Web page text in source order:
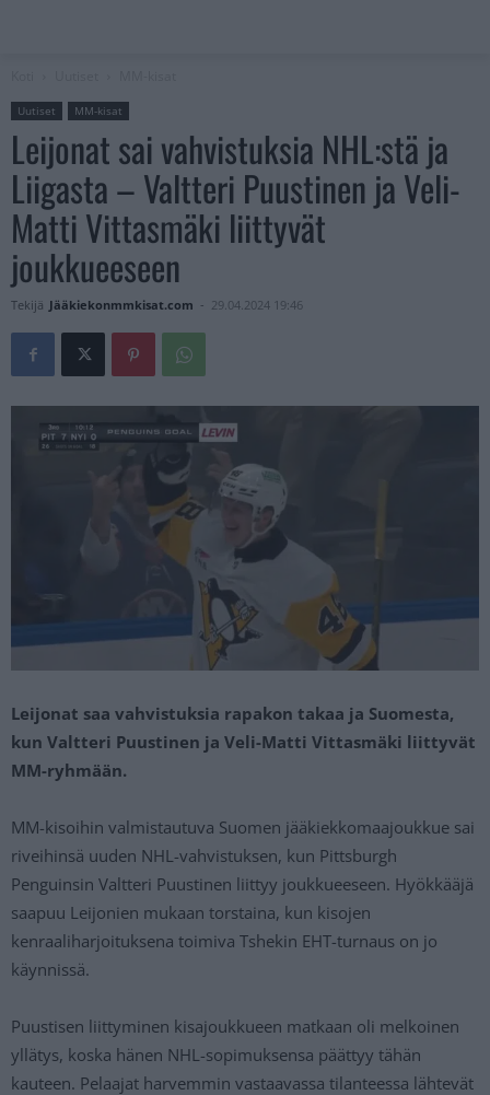
Uutiset MM-kisat
Leijonat sai vahvistuksia NHL:stä ja
Liigasta – Valtteri Puustinen ja Veli-
Matti Vittasmäki liittyvät
joukkueeseen
Tekijä Jääkiekonmmkisat.com - 29.04.2024 19:46
Leijonat saa vahvistuksia rapakon takaa ja Suomesta,
kun Valtteri Puustinen ja Veli-Matti Vittasmäki liittyvät
MM-ryhmään.
MM-kisoihin valmistautuva Suomen jääkiekkomaajoukkue sai
riveihinsä uuden NHL-vahvistuksen, kun Pittsburgh
Penguinsin Valtteri Puustinen liittyy joukkueeseen. Hyökkääjä
saapuu Leijonien mukaan torstaina, kun kisojen
kenraaliharjoituksena toimiva Tshekin EHT-turnaus on jo
käynnissä.
Puustisen liittyminen kisajoukkueen matkaan oli melkoinen
yllätys, koska hänen NHL-sopimuksensa päättyy tähän
kauteen. Pelaajat harvemmin vastaavassa tilanteessa lähtevät